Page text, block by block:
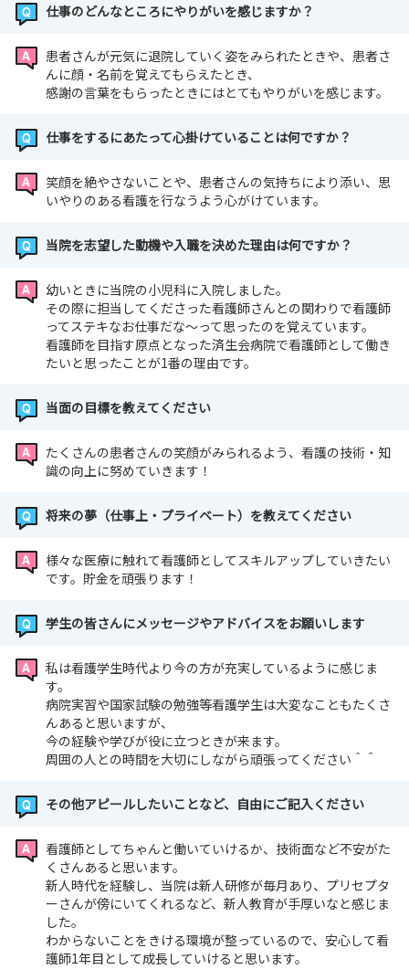
仕事のどんなところにやりがいを感じますか？
患者さんが元気に退院していく姿をみられたときや、患者さ
んに顔・名前を覚えてもらえたとき、
感謝の言葉をもらったときにはとてもやりがいを感じます。
仕事をするにあたって心掛けていることは何ですか？
笑顔を絶やさないことや、患者さんの気持ちにより添い、思
いやりのある看護を行なうよう心がけています。
当院を志望した動機や入職を決めた理由は何ですか？
幼いときに当院の小児科に入院しました。
その際に担当してくださった看護師さんとの関わりで看護師
ってステキなお仕事だな～って思ったのを覚えています。
看護師を目指す原点となった済生会病院で看護師として働き
たいと思ったことが1番の理由です。
当面の目標を教えてください
たくさんの患者さんの笑顔がみられるよう、看護の技術・知
識の向上に努めていきます！
将来の夢（仕事上・プライベート）を教えてください
様々な医療に触れて看護師としてスキルアップしていきたい
です。貯金を頑張ります！
学生の皆さんにメッセージやアドバイスをお願いします
私は看護学生時代より今の方が充実しているように感じま
す。
病院実習や国家試験の勉強等看護学生は大変なこともたくさ
んあると思いますが、
今の経験や学びが役に立つときが来ます。
周囲の人との時間を大切にしながら頑張ってください＾＾
その他アピールしたいことなど、自由にご記入ください
看護師としてちゃんと働いていけるか、技術面など不安がた
くさんあると思います。
新人時代を経験し、当院は新人研修が毎月あり、プリセプタ
ーさんが傍にいてくれるなど、新人教育が手厚いなと感じま
した。
わからないことをきける環境が整っているので、安心して看
護師1年目として成長していけると思います。